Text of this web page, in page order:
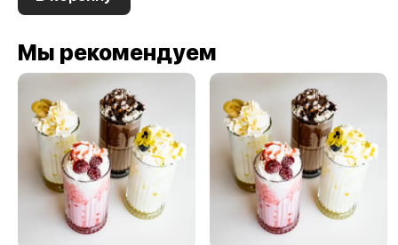
Мы рекомендуем